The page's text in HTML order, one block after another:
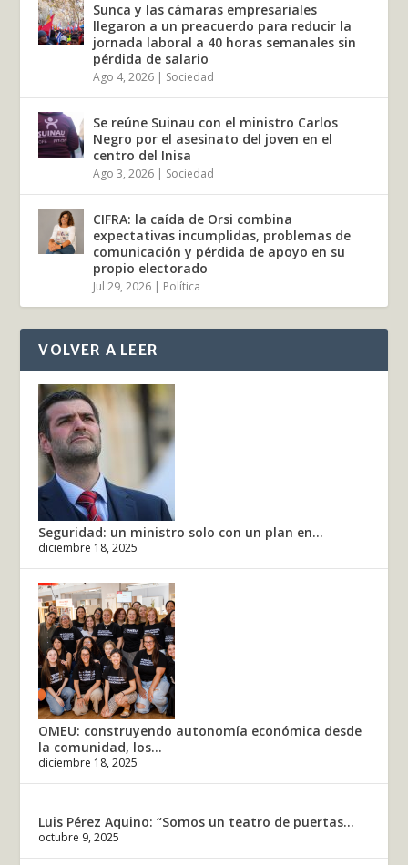
Sunca y las cámaras empresariales
llegaron a un preacuerdo para reducir la
jornada laboral a 40 horas semanales sin
pérdida de salario
Ago 4, 2026 | Sociedad
Se reúne Suinau con el ministro Carlos
Negro por el asesinato del joven en el
centro del Inisa
Ago 3, 2026 | Sociedad
CIFRA: la caída de Orsi combina
expectativas incumplidas, problemas de
comunicación y pérdida de apoyo en su
propio electorado
Jul 29, 2026 | Política
VOLVER A LEER
Seguridad: un ministro solo con un plan en...
diciembre 18, 2025
OMEU: construyendo autonomía económica desde
la comunidad, los...
diciembre 18, 2025
Luis Pérez Aquino: “Somos un teatro de puertas...
octubre 9, 2025